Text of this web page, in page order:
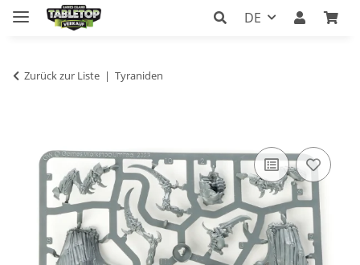
DE
Zurück zur Liste Tyraniden